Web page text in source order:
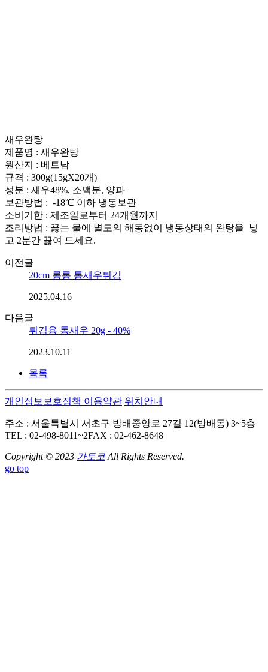
새우완탕
제품명 : 새우완탕
원산지 : 베트남
규격 : 300g(15gX20개)
성분 : 새우48%, 소맥분, 양파
보관방법 : -18℃ 이하 냉동보관
소비기한 : 제조일로부터 24개월까지
조리방법 : 끓는 물에 별도의 해동없이 냉동상태의 완탕을 넣
고 2분간 끓여 드세요.
이전글
20cm 롱롱 통새우튀김
2025.04.16
다음글
튀김용 통새우 20g - 40%
2023.10.11
목록
개인정보보호정책 이용약관 위치안내
주소 : 서울특별시 서초구 방배중앙로 27길 12(방배동) 3~5층
TEL : 02-498-8011~2FAX : 02-462-8648
Copyright © 2023 가토코 All Rights Reserved.
go top